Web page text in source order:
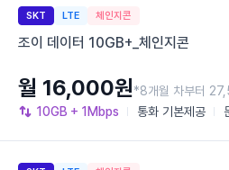
SKT LTE 체인지콘
조이 데이터 10GB+_체인지콘
10GB + 1Mbps 통화 기본제공
월 16,000원*8개월 차부터